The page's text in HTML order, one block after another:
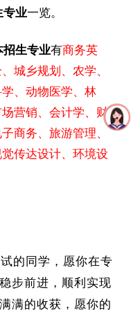
专业一览。
招生专业有商务英
城乡规划、农学、
、动物医学、林
营销、会计学、财
商务、旅游管理、
传达设计、环境设
的同学，愿你在专
步前进，顺利实现
满的收获，愿你的